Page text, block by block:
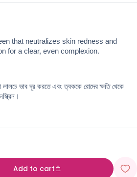
that neutralizes skin redness and
for a clear, even complexion.
লালচে ভাব দূর করতে এবং ত্বককে রোদের ক্ষতি থেকে
Add to cart